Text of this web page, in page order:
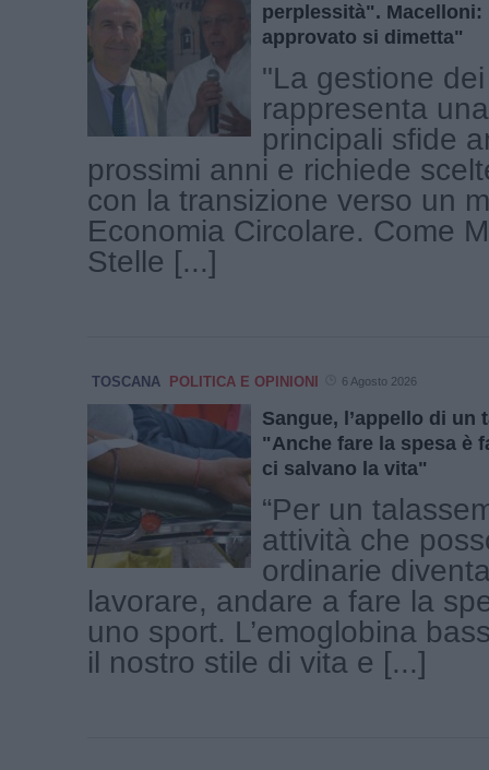
perplessità".
approvato si dimetta"
"La gestione
rappresenta
principali sfide
prossimi anni e richiede
con la transizione verso un
Economia Circolare. Come
Stelle [...]
TOSCANA POLITICA E OPINIONI 6 Agosto 2026
Sangue, l’appello di un
"Anche fare la spesa è
ci salvano la vita"
“Per un
attività che
ordinarie
lavorare, andare a fare la
uno sport. L’emoglobina
il nostro stile di vita e [...]